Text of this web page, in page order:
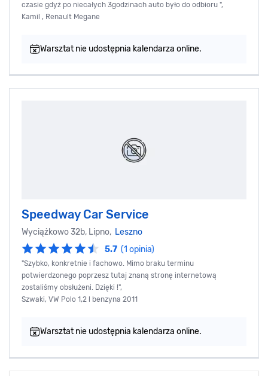
czasie gdyż po niecałych 3godzinach auto było do odbioru ",
Kamil , Renault Megane
Warsztat nie udostępnia kalendarza online.
Speedway Car Service
Wyciążkowo 32b, Lipno, Leszno
5.7 (1 opinia)
"Szybko, konkretnie i fachowo. Mimo braku terminu
potwierdzonego poprzesz tutaj znaną stronę internetową
zostaliśmy obsłużeni. Dzięki !",
Szwaki, VW Polo 1,2 l benzyna 2011
Warsztat nie udostępnia kalendarza online.